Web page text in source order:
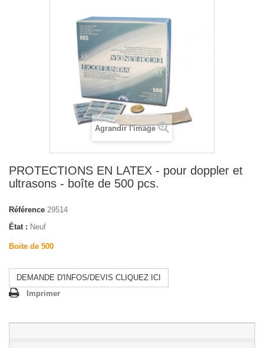
Agrandir l'image
PROTECTIONS EN LATEX - pour doppler et
ultrasons - boîte de 500 pcs.
Référence 29514
État : Neuf
Boite de 500
DEMANDE D'INFOS/DEVIS CLIQUEZ ICI
Imprimer